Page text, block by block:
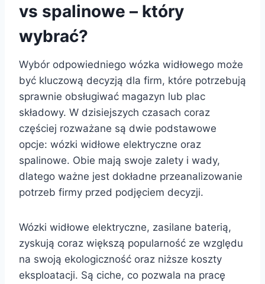
vs spalinowe – który
wybrać?
Wybór odpowiedniego wózka widłowego może
być kluczową decyzją dla firm, które potrzebują
sprawnie obsługiwać magazyn lub plac
składowy. W dzisiejszych czasach coraz
częściej rozważane są dwie podstawowe
opcje: wózki widłowe elektryczne oraz
spalinowe. Obie mają swoje zalety i wady,
dlatego ważne jest dokładne przeanalizowanie
potrzeb firmy przed podjęciem decyzji.
Wózki widłowe elektryczne, zasilane baterią,
zyskują coraz większą popularność ze względu
na swoją ekologiczność oraz niższe koszty
eksploatacji. Są ciche, co pozwala na pracę